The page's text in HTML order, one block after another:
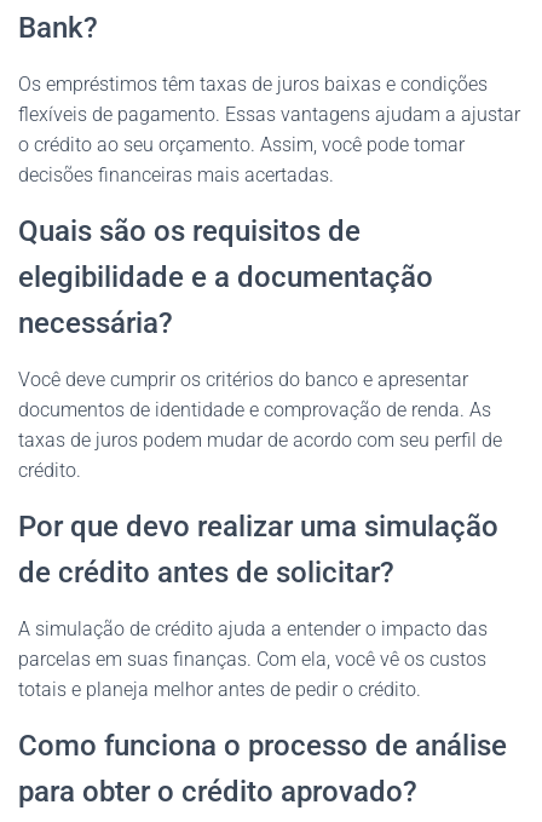
Bank?
Os empréstimos têm taxas de juros baixas e condições
flexíveis de pagamento. Essas vantagens ajudam a ajustar
o crédito ao seu orçamento. Assim, você pode tomar
decisões financeiras mais acertadas.
Quais são os requisitos de
elegibilidade e a documentação
necessária?
Você deve cumprir os critérios do banco e apresentar
documentos de identidade e comprovação de renda. As
taxas de juros podem mudar de acordo com seu perfil de
crédito.
Por que devo realizar uma simulação
de crédito antes de solicitar?
A simulação de crédito ajuda a entender o impacto das
parcelas em suas finanças. Com ela, você vê os custos
totais e planeja melhor antes de pedir o crédito.
Como funciona o processo de análise
para obter o crédito aprovado?